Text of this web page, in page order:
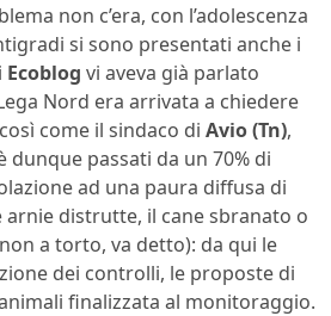
non c’era, con l’adolescenza
si sono presentati anche i
Ecoblog vi aveva già parlato
Nord era arrivata a chiedere
come il sindaco di Avio (Tn),
dunque passati da un 70% di
ad una paura diffusa di
arnie distrutte, il cane sbranato o
a torto, va detto): da qui le
dei controlli, le proposte di
finalizzata al monitoraggio.